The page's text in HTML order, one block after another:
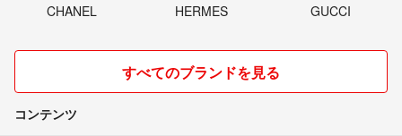
CHANEL HERMES GUCCI
すべてのブランドを見る
コンテンツ